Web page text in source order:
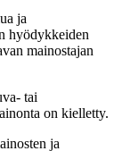
ja
hyödykkeiden
mainostajan
tai
on kielletty.
ja